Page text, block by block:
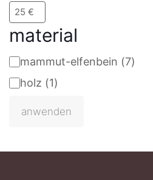
material
material
mammut-elfenbein (7)
holz (1)
anwenden